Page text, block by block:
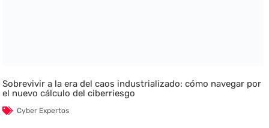
Sobrevivir a la era del caos industrializado: cómo navegar por
el nuevo cálculo del ciberriesgo
Cyber Expertos